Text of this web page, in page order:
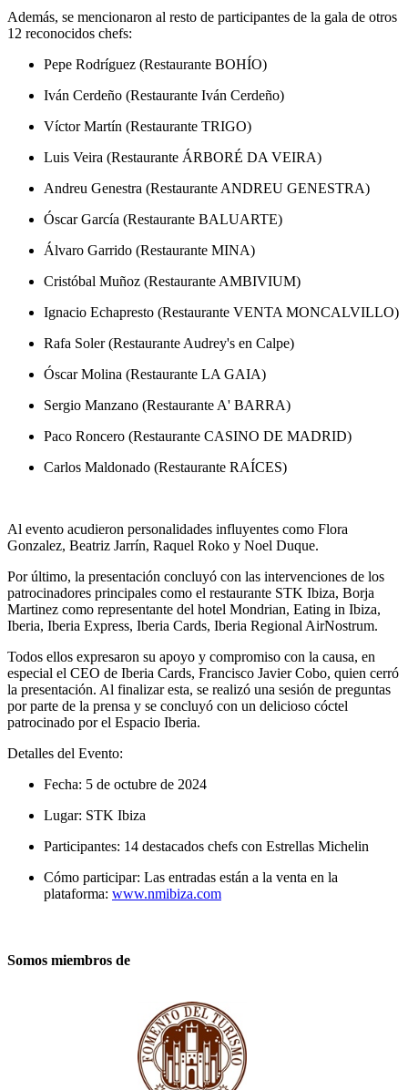
Además, se mencionaron al resto de participantes de la gala de otros
12 reconocidos chefs:
Pepe Rodríguez (Restaurante BOHÍO)
Iván Cerdeño (Restaurante Iván Cerdeño)
Víctor Martín (Restaurante TRIGO)
Luis Veira (Restaurante ÁRBORÉ DA VEIRA)
Andreu Genestra (Restaurante ANDREU GENESTRA)
Óscar García (Restaurante BALUARTE)
Álvaro Garrido (Restaurante MINA)
Cristóbal Muñoz (Restaurante AMBIVIUM)
Ignacio Echapresto (Restaurante VENTA MONCALVILLO)
Rafa Soler (Restaurante Audrey's en Calpe)
Óscar Molina (Restaurante LA GAIA)
Sergio Manzano (Restaurante A' BARRA)
Paco Roncero (Restaurante CASINO DE MADRID)
Carlos Maldonado (Restaurante RAÍCES)
Al evento acudieron personalidades influyentes como Flora
Gonzalez, Beatriz Jarrín, Raquel Roko y Noel Duque.
Por último, la presentación concluyó con las intervenciones de los
patrocinadores principales como el restaurante STK Ibiza, Borja
Martinez como representante del hotel Mondrian, Eating in Ibiza,
Iberia, Iberia Express, Iberia Cards, Iberia Regional AirNostrum.
Todos ellos expresaron su apoyo y compromiso con la causa, en
especial el CEO de Iberia Cards, Francisco Javier Cobo, quien cerró
la presentación. Al finalizar esta, se realizó una sesión de preguntas
por parte de la prensa y se concluyó con un delicioso cóctel
patrocinado por el Espacio Iberia.
Detalles del Evento:
Fecha: 5 de octubre de 2024
Lugar: STK Ibiza
Participantes: 14 destacados chefs con Estrellas Michelin
Cómo participar: Las entradas están a la venta en la
plataforma: www.nmibiza.com
Somos miembros de